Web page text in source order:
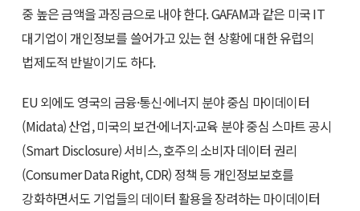
중 높은 금액을 과징금으로 내야 한다. GAFAM과 같은 미국 IT
대기업이 개인정보를 쓸어가고 있는 현 상황에 대한 유럽의
법제도적 반발이기도 하다.
EU 외에도 영국의 금융·통신·에너지 분야 중심 마이데이터
(Midata) 산업, 미국의 보건·에너지·교육 분야 중심 스마트 공시
(Smart Disclosure) 서비스, 호주의 소비자 데이터 권리
(Consumer Data Right, CDR) 정책 등 개인정보보호를
강화하면서도 기업들의 데이터 활용을 장려하는 마이데이터